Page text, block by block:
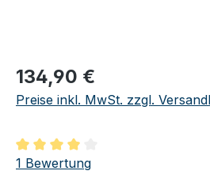
Regulärer Preis:
134,90 €
Preise inkl. MwSt. zzgl.
Durchschnittliche Bewertung
1 Bewertung